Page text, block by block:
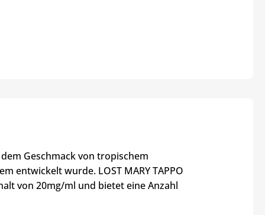
Geschmack von tropischem
entwickelt wurde. LOST MARY TAPPO
von 20mg/ml und bietet eine Anzahl